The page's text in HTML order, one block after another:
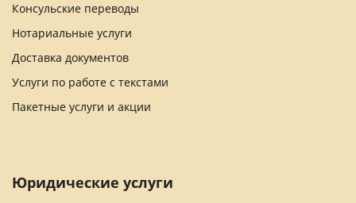
Консульские переводы
Нотариальные услуги
Доставка документов
Услуги по работе с текстами
Пакетные услуги и акции
Юридические услуги